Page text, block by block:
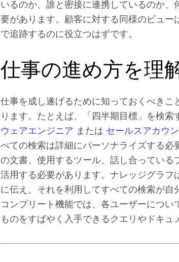
いるのか、誰と密接に連携しているのか
要があります。顧客に対する同様のビュー
で追跡するのに役立つはずです。
仕事の進め方を理
仕事を成し遂げるために知っておくべき
ります。たとえば、「四半期目標」を検
ウェアエンジニア または セールスアカウ
べての検索は詳細にパーソナライズする
の文書、使用するツール、話し合ってい
活用する必要があります。ナレッジグラ
に伝え、それを利用してすべての検索が自
コンプリート機能では、各ユーザーにつ
ものをすばやく入手できるクエリやドキュ